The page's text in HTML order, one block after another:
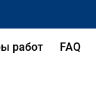
работ FAQ